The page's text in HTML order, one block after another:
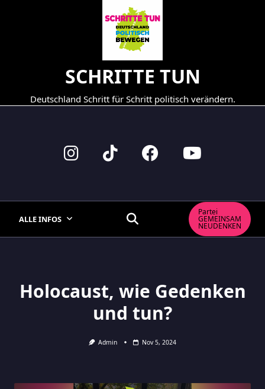
SCHRITTE TUN
Deutschland Schritt für Schritt politisch verändern.
ALLE INFOS
Partei
GEMEINSAM
NEUDENKEN
Holocaust, wie Gedenken
und tun?
Admin Nov 5, 2024